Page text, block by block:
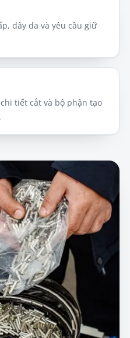
dây da và yêu cầu giữ
tiết cắt và bộ phận tạo